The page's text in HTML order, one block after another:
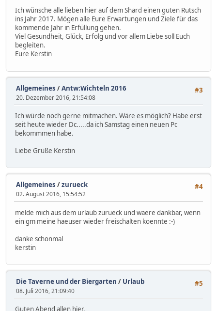
Ich wünsche alle lieben hier auf dem Shard einen guten Rutsch
ins Jahr 2017. Mögen alle Eure Erwartungen und Ziele für das
kommende Jahr in Erfüllung gehen.
Viel Gesundheit, Glück, Erfolg und vor allem Liebe soll Euch
begleiten.
Eure Kerstin
#3
Allgemeines /Antw:Wichteln 2016
20. Dezember 2016, 21:54:08
Ich würde noch gerne mitmachen. Wäre es möglich? Habe erst
seit heute wieder Dc.....da ich Samstag einen neuen Pc
bekommmen habe.
Liebe Grüße Kerstin
#4
Allgemeines /zurueck
02. August 2016, 15:54:52
melde mich aus dem urlaub zurueck und waere dankbar, wenn
ein gm meine haeuser wieder freischalten koennte :-)
danke schonmal
kerstin
#5
Die Taverne und der Biergarten / Urlaub
08. Juli 2016, 21:09:40
Guten Abend allen hier,